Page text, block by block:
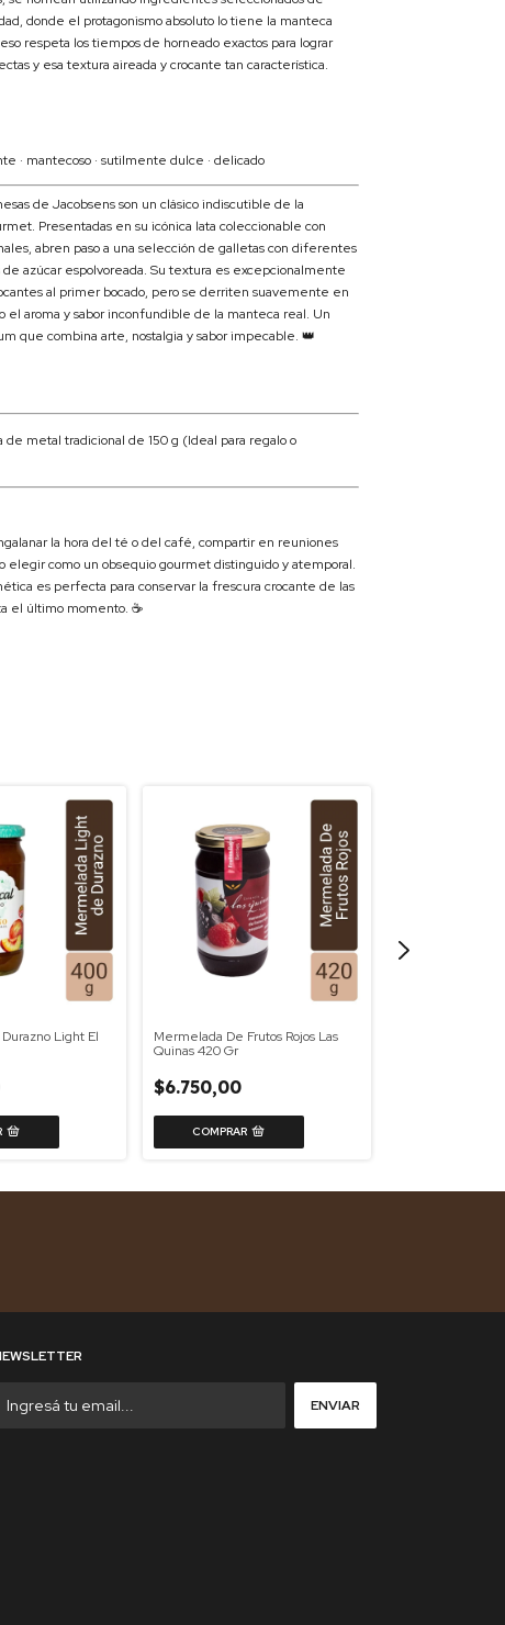
donde el protagonismo absoluto lo tiene la manteca
respeta los tiempos de horneado exactos para lograr
y esa textura aireada y crocante tan característica.
· mantecoso · sutilmente dulce · delicado
de Jacobsens son un clásico indiscutible de la
Presentadas en su icónica lata coleccionable con
abren paso a una selección de galletas con diferentes
azúcar espolvoreada. Su textura es excepcionalmente
al primer bocado, pero se derriten suavemente en
el aroma y sabor inconfundible de la manteca real. Un
que combina arte, nostalgia y sabor impecable. 👑
de metal tradicional de 150 g (Ideal para regalo o
la hora del té o del café, compartir en reuniones
elegir como un obsequio gourmet distinguido y atemporal.
es perfecta para conservar la frescura crocante de las
el último momento. ☕
Light El
Mermelada De Frutos Rojos Las
Quinas 420 Gr
$6.750,00